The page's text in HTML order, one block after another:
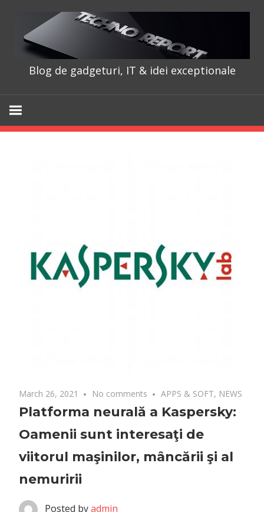
content
Blog de gadgeturi, IT & idei exceptionale
March 26, 2021 No comments APPS & SOFT, NEWS
Platforma neurală a Kaspersky:
Oamenii sunt interesaţi de
viitorul maşinilor, mâncării şi al
nemuririi
Posted byadmin